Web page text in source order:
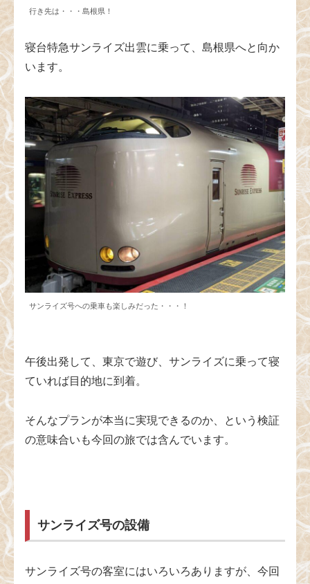
行き先は・・・島根県！
寝台特急サンライズ出雲に乗って、島根県へと向か
います。
サンライズ号への乗車も楽しみだった・・・！
午後出発して、東京で遊び、サンライズに乗って寝
ていれば目的地に到着。
そんなプランが本当に実現できるのか、という検証
の意味合いも今回の旅では含んでいます。
サンライズ号の設備
サンライズ号の客室にはいろいろありますが、今回